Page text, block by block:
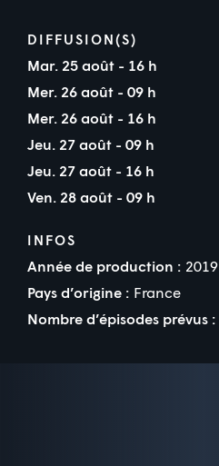
DIFFUSION(S)
Mar. 25 août - 16 h
Mer. 26 août - 09 h
Mer. 26 août - 16 h
Jeu. 27 août - 09 h
Jeu. 27 août - 16 h
Ven. 28 août - 09 h
INFOS
Année de production : 2019
Pays d’origine : France
Nombre d’épisodes prévus :